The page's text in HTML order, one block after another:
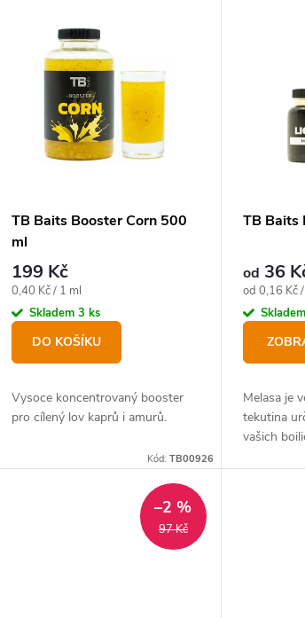
TB Baits Booster Corn 500
ml
199 Kč
Měrná
cena:
0,40 Kč / 1 ml
Skladem 3 ks
DO KOŠÍKU
Vysoce koncentrovaný booster
pro cílený lov kaprů i amurů.
Kód: TB00926
TB Baits
od 36
Měrná
cena:
od 0,16 Kč
Skladem
Melasa je
tekutina
vašich
97 Kč
–2 %